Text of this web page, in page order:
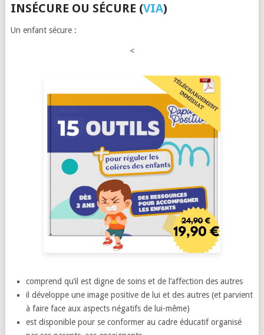
INSÉCURE OU SÉCURE (VIA)
Un enfant sécure :
<
comprend qu’il est digne de soins et de l’affection des autres
il développe une image positive de lui et des autres (et parvient
à faire face aux aspects négatifs de lui-même)
est disponible pour se conformer au cadre éducatif organisé